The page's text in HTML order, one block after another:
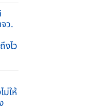
ว.
ไว
ม่ให้